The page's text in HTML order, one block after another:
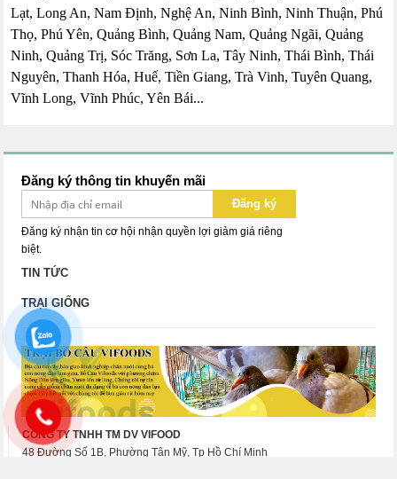
Lạt, Long An, Nam Định, Nghệ An, Ninh Bình, Ninh Thuận, Phú
Thọ, Phú Yên, Quảng Bình, Quảng Nam, Quảng Ngãi, Quảng
Ninh, Quảng Trị, Sóc Trăng, Sơn La, Tây Ninh, Thái Bình, Thái
Nguyên, Thanh Hóa, Huế, Tiền Giang, Trà Vinh, Tuyên Quang,
Vĩnh Long, Vĩnh Phúc, Yên Bái...
Đăng ký thông tin khuyến mãi
Đăng ký
Đăng ký nhận tin cơ hội nhận quyền lợi giảm giá riêng
biệt.
TIN TỨC
TRẠI GIỐNG
CÔNG TY TNHH TM DV VIFOOD
48 Đường Số 1B, Phường Tân Mỹ, Tp Hồ Chí Minh